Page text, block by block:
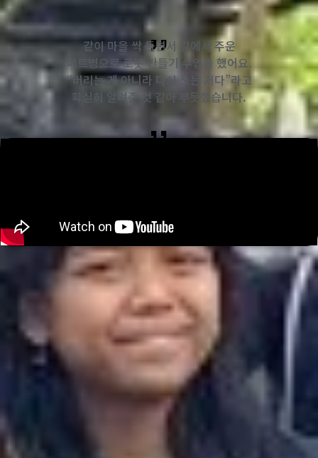
,,
같이 마을 싹 돌면서 길에서 주운
페트병으로 로봇 만들기 수업을 했어요.
“버리는 게 아니라 다시 쓰는 거다”라고
확실히 알려준 것 같아 뿌듯했습니다.
,,